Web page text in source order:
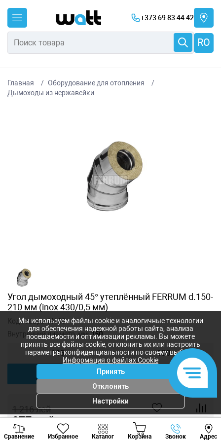
+373 69 83 44 42
RO
Главная
Оборудование для отопления
Дымоходы из нержавейки
Угол дымоходный 45° утеплённый FERRUM d.150-
210 мм (inox 430/0,5 мм)
Код товара:f4108
Внутренний диаметр, мм:150
115 130
1 216лей
977лей
Сравнение Избранное Каталог Корзина Звонок Адрес
Viber Whatsapp
Мы используем файлы cookie и аналогичные технологии
для обеспечения надежной работы сайта, анализа
посещаемости и оптимизации рекламы. Вы можете
принять все файлы cookie, отклонить их или настроить
параметры конфиденциальности по своему выбору.
Информация о файлах Cookie
Принять
Отклонить
Настройки